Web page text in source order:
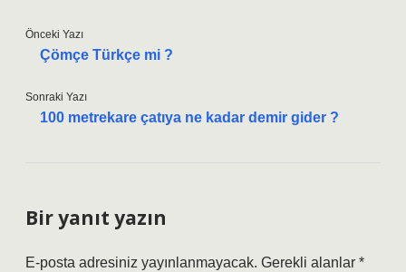
Önceki Yazı
Çömçe Türkçe mi ?
Sonraki Yazı
100 metrekare çatıya ne kadar demir gider ?
Bir yanıt yazın
E-posta adresiniz yayınlanmayacak. Gerekli alanlar *